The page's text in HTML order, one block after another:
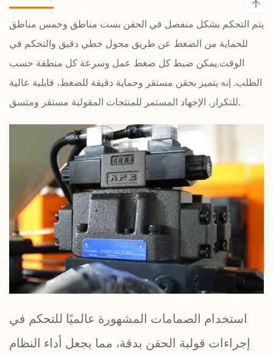
يتم التحكم بشكل منفصل في الحقن بست مناطق وخمس مناطق
للحماية من الضغط عن طريق محول خطي دقيق والتحكم في
الوقت.يمكن ضبط كل ضغط عمل وسرعة كل منطقة حسب
الطلب. إنه يتميز بحقن مستقر وحماية دقيقة للضغط، قابلية عالية
للتكرار. الإجهاد المستمر للمنتجات المقولبة مستقر ومتسق.
استخدام الصمامات المشهورة عالميًا للتحكم في
إجراءات قولبة الحقن بدقة، مما يجعل أداء النظام